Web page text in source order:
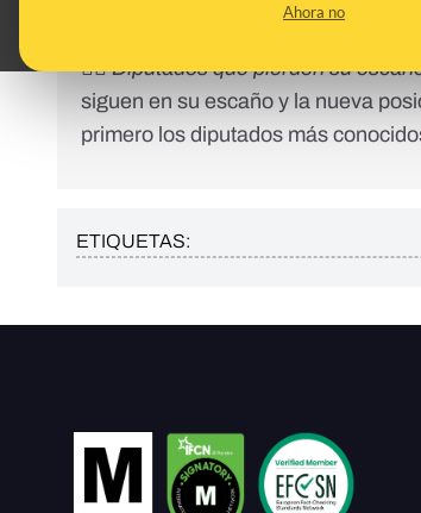
Ahora no
valor máximo de las dos opciones,
😶‍🌫 Diputados que pierden su
siguen en su escaño y la nueva
primero los diputados más
ETIQUETAS: